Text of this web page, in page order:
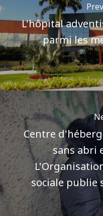
L'hôpital
parmi les
Centre
sans abri
sociale publie